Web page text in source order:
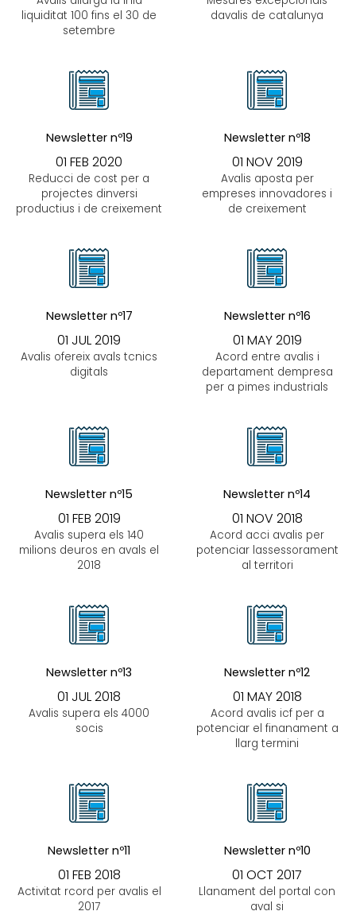
liquiditat 100 fins el 30 de
setembre
davalis de catalunya
Newsletter nº19
01 FEB 2020
Reducci de cost per a
projectes dinversi
productius i de creixement
Newsletter nº18
01 NOV 2019
Avalis aposta per
empreses innovadores i
de creixement
Newsletter nº17
01 JUL 2019
Avalis ofereix avals tcnics
digitals
Newsletter nº16
01 MAY 2019
Acord entre avalis i
departament dempresa
per a pimes industrials
Newsletter nº15
01 FEB 2019
Avalis supera els 140
milions deuros en avals el
2018
Newsletter nº14
01 NOV 2018
Acord acci avalis per
potenciar lassessorament
al territori
Newsletter nº13
01 JUL 2018
Avalis supera els 4000
socis
Newsletter nº12
01 MAY 2018
Acord avalis icf per a
potenciar el finanament a
llarg termini
Newsletter nº11
01 FEB 2018
Activitat rcord per avalis el
2017
Newsletter nº10
01 OCT 2017
Llanament del portal con
aval si